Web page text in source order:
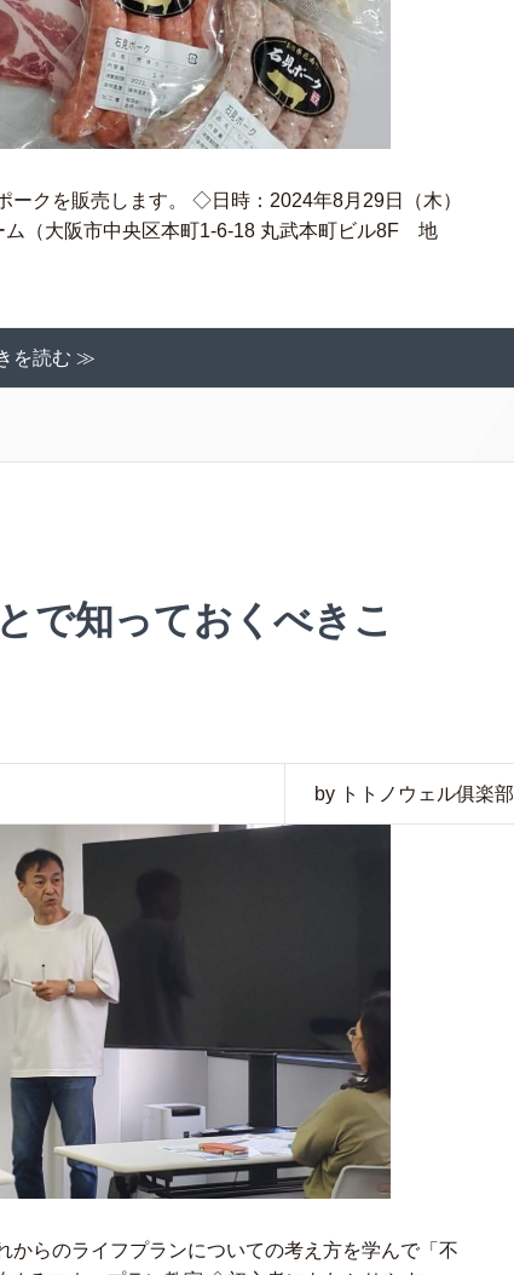
クを販売します。 ◇日時：2024年8月29日（木）
（大阪市中央区本町1-6-18 丸武本町ビル8F 地
を読む ≫
で知っておくべきこ
by トトノウェル俱楽部
からのライフプランについての考え方を学んで「不